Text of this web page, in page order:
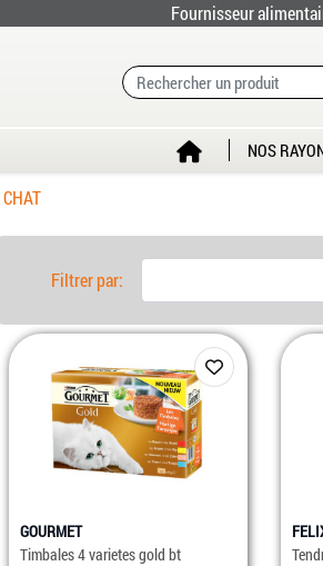
Fournisseur
NOS
Filtrer par:
GOURMET
Timbales 4 varietes gold bt